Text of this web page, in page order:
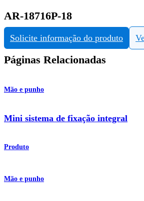
AR-18716P-18
Solicite informação do produto
Páginas Relacionadas
Mão e punho
Mini sistema de fixação integral
Produto
Mão e punho